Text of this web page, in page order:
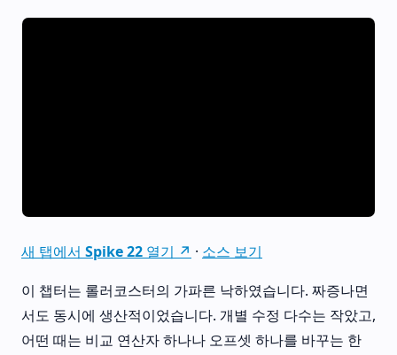
새 탭에서 Spike 22 열기 ↗ · 소스 보기
이 챕터는 롤러코스터의 가파른 낙하였습니다. 짜증나면
서도 동시에 생산적이었습니다. 개별 수정 다수는 작았고,
어떤 때는 비교 연산자 하나나 오프셋 하나를 바꾸는 한